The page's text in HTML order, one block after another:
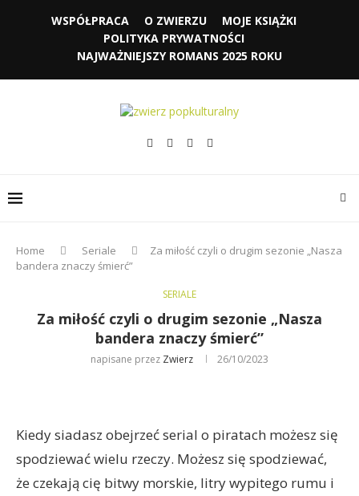
WSPÓŁPRACA O ZWIERZU
MOJE KSIĄŻKI
POLITYKA PRYWATNOŚCI
NAJWAŻNIEJSZY ROMANS 2025 ROKU
Home Seriale
Za miłość czyli o drugim sezonie „Nasza
bandera znaczy śmierć”
SERIALE
Za miłość czyli o drugim sezonie „Nasza
bandera znaczy śmierć”
napisane przez Zwierz 26/10/2023
Kiedy siadasz obejrzeć serial o piratach możesz się
spodziewać wielu rzeczy. Możesz się spodziewać,
że czekają cię bitwy morskie, litry wypitego rumu i